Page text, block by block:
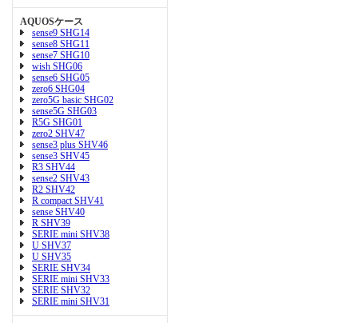
AQUOSケース
sense9 SHG14
sense8 SHG11
sense7 SHG10
wish SHG06
sense6 SHG05
zero6 SHG04
zero5G basic SHG02
sense5G SHG03
R5G SHG01
zero2 SHV47
sense3 plus SHV46
sense3 SHV45
R3 SHV44
sense2 SHV43
R2 SHV42
R compact SHV41
sense SHV40
R SHV39
SERIE mini SHV38
U SHV37
U SHV35
SERIE SHV34
SERIE mini SHV33
SERIE SHV32
SERIE mini SHV31